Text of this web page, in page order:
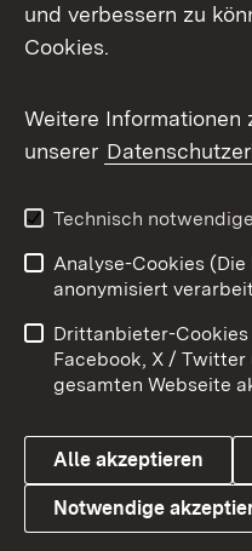
Facebook
X / Twitter
Youtube
Link zum Landesportal
Impressum
Barrierefreiheit
Cookies
und verbessern zu
Cookies.
Weitere Informationen
unserer
Technisch
Analyse-Cookies
anonymisiert
Drittanbieter-
Facebook, X /
gesamten Webseite
Alle akzeptieren
Notwendige